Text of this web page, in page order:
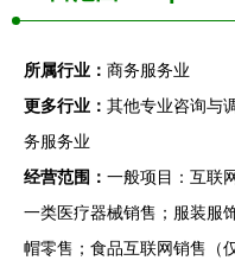
所属行业： 商务服务业
更多行业： 其他专业咨询与
务服务业
经营范围： 一般项目：互联
一类医疗器械销售；服装服
帽零售；食品互联网销售（